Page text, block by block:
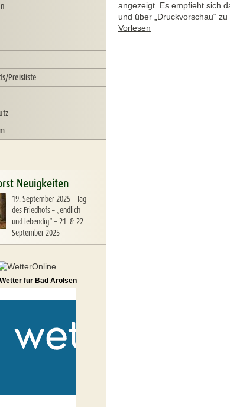
Preisliste
Neuigkeiten
19. September 2025–Tag
des Friedhofs – „endlich
und lebendig“ – 21. & 22.
September 2025
für Bad Arolsen
angezeigt. Es empfieht sich
und über „Druckvorschau“
Vorlesen